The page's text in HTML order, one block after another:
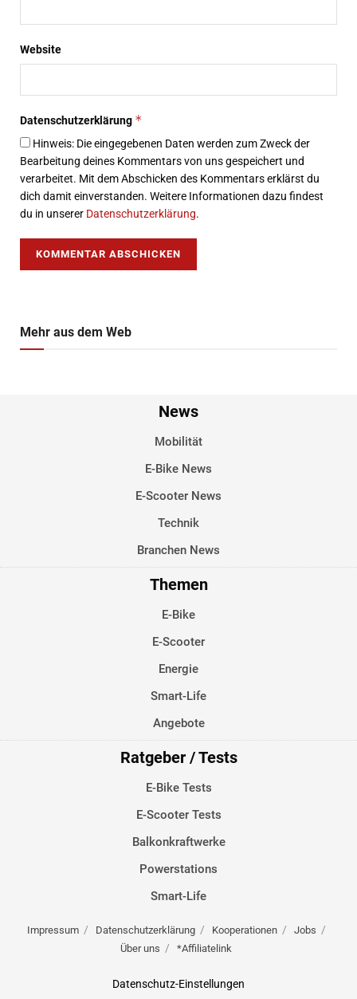
Website
Datenschutzerklärung *
Hinweis: Die eingegebenen Daten werden zum Zweck der
Bearbeitung deines Kommentars von uns gespeichert und
verarbeitet. Mit dem Abschicken des Kommentars erklärst du
dich damit einverstanden. Weitere Informationen dazu findest
du in unserer Datenschutzerklärung.
Mehr aus dem Web
News
Mobilität
E-Bike News
E-Scooter News
Technik
Branchen News
Themen
E-Bike
E-Scooter
Energie
Smart-Life
Angebote
Ratgeber / Tests
E-Bike Tests
E-Scooter Tests
Balkonkraftwerke
Powerstations
Smart-Life
Impressum Datenschutzerklärung Kooperationen
Jobs
Über uns
*Affiliatelink
Datenschutz-Einstellungen